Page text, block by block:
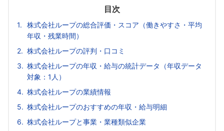
目次
株式会社ループの総合評価・スコア（働きやすさ・平均
年収・残業時間）
株式会社ループの評判・口コミ
株式会社ループの年収・給与の統計データ（年収データ
対象：1人）
株式会社ループの業績情報
株式会社ループのおすすめの年収・給与明細
株式会社ループと事業・業種類似企業